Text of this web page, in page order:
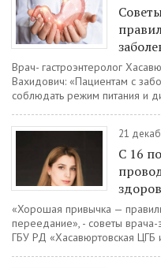
Врач- гастроэнтеролог
Вахидович: «Пациентам с
соблюдать режим питания и
21
С 16
«Хорошая привычка —
переедание», - советы
ГБУ РД «Хасавюртовская ЦГБ